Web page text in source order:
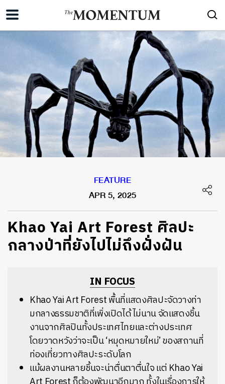
FEATURE
APR 5, 2025
Khao Yai Art Forest ศิลปะ
กลางป่าที่ยังไปไม่ถึงฝั่งฝัน
IN FOCUS
Khao Yai Art Forestพื้นที่แสดงศิลปะจัดวางท่า
มกลางธรรมชาติที่เพิ่งเปิดได้ไม่นาน จัดแสดงชิ้น
งานจากศิลปินทั้งประเทศไทยและต่างประเทศ
โดยวาดหวังว่าจะเป็น ‘หมุดหมายใหม่’ ของสถานที่
ท่องเที่ยวทางศิลปะระดับโลก
แม้ผลงานหลายชิ้นจะน่าตื่นตาตื่นใจ แต่ Khao Yai